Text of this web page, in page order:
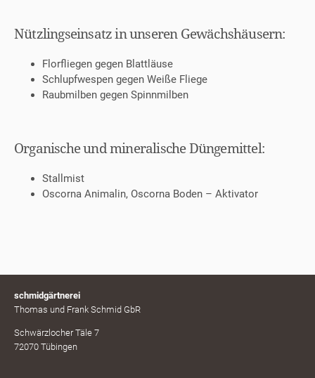
Nützlingseinsatz in unseren Gewächshäusern:
Florfliegen gegen Blattläuse
Schlupfwespen gegen Weiße Fliege
Raubmilben gegen Spinnmilben
Organische und mineralische Düngemittel:
Stallmist
Oscorna Animalin, Oscorna Boden – Aktivator
schmidgärtnerei
Thomas und Frank Schmid GbR
Schwärzlocher Täle 7
72070 Tübingen